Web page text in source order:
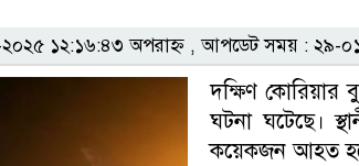
১২:১৬:৪৩ অপরাহ্ন , আপডেট সময় : ২৯-
দক্ষিণ কোরিয়ার
ঘটনা ঘটেছে।
কয়েকজন আহত